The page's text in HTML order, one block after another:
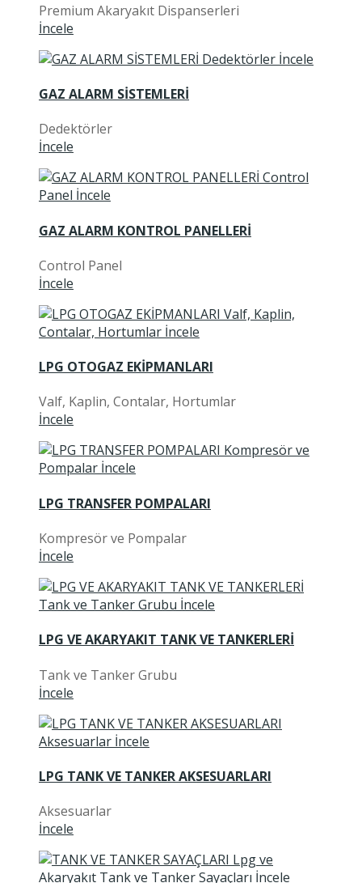
Premium Akaryakıt Dispanserleri
İncele
GAZ ALARM SİSTEMLERİ
Dedektörler
İncele
GAZ ALARM KONTROL PANELLERİ
Control Panel
İncele
LPG OTOGAZ EKİPMANLARI
Valf, Kaplin, Contalar, Hortumlar
İncele
LPG TRANSFER POMPALARI
Kompresör ve Pompalar
İncele
LPG VE AKARYAKIT TANK VE TANKERLERİ
Tank ve Tanker Grubu
İncele
LPG TANK VE TANKER AKSESUARLARI
Aksesuarlar
İncele